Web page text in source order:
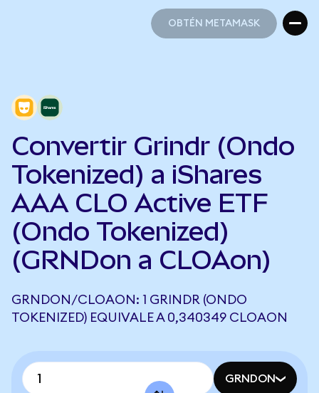
OBTÉN METAMASK
Convertir Grindr (Ondo
Tokenized) a iShares
AAA CLO Active ETF
(Ondo Tokenized)
(GRNDon a CLOAon)
GRNDON/CLOAON: 1 GRINDR (ONDO
TOKENIZED) EQUIVALE A 0,340349 CLOAON
GRNDON